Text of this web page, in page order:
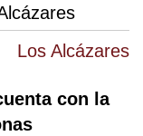
Los Alcázares
con la